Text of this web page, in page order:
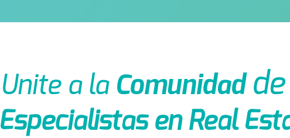
Unite a la Comunidadde
Especialistas en Real